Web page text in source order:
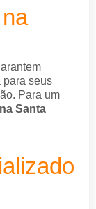
para seus
Para um
Santa